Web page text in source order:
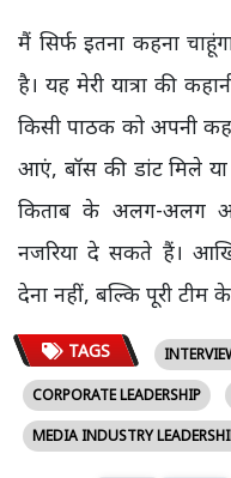
मैं सिर्फ इतना कहना
है। यह मेरी यात्रा की
किसी पाठक को अपनी
आएं, बॉस की डांट मिले
किताब के अलग-अलग
नजरिया दे सकते हैं।
देना नहीं, बल्कि पूरी टीम
TAGS
CORPORATE LEADERSHIP
MEDIA INDUSTRY